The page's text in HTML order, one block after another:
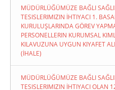
MÜDÜRLÜĞÜMÜZE BAĞLI
TESISLERIMIZIN İHTIYACI 1.
KURULUŞLARINDA GÖREV
PERSONELLERIN KURUMSAL
KILAVUZUNA UYGUN KIYAFET
(İHALE)
MÜDÜRLÜĞÜMÜZE BAĞLI
TESISLERIMIZIN İHTIYACI OLAN